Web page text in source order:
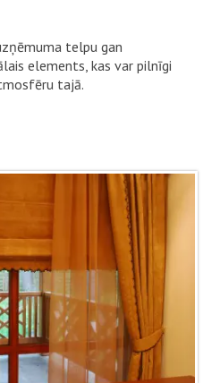
telpu gan
elements, kas var pilnīgi
tajā.